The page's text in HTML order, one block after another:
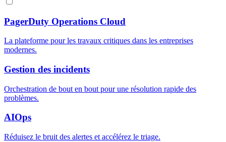
PagerDuty Operations Cloud
La plateforme pour les travaux critiques dans les entreprises
modernes.
Gestion des incidents
Orchestration de bout en bout pour une résolution rapide des
problèmes.
AIOps
Réduisez le bruit des alertes et accélérez le triage.